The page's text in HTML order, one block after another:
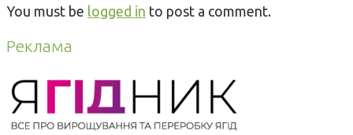
You must be logged in to post a comment.
Реклама